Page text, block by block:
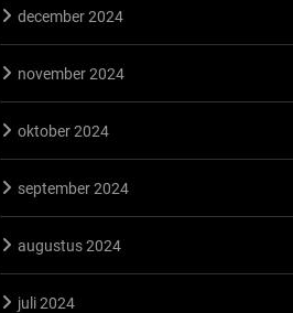
december 2024
november 2024
oktober 2024
september 2024
augustus 2024
juli 2024